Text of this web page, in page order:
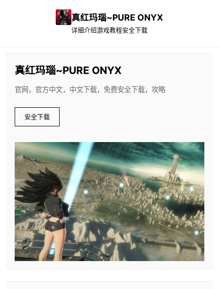
真红玛瑙~PURE ONYX
详细介绍游戏教程安全下载
真红玛瑙~PURE ONYX
官网，官方中文，中文下载，免费安全下载，攻略
安全下载